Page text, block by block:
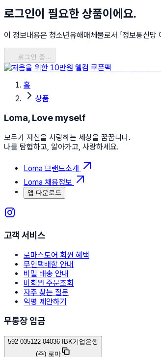
로그인이 필요한 상품이에요.
이 정보내용은 청소년유해매체물로서 「정보통신
로그인 중…
홈
상품
Loma, Love myself
모두가 자신을 사랑하는 세상을 꿈꿉니다.
나를 탐험하고, 알아가고, 사랑하세요.
Loma 브랜드소개
Loma 채용정보
앱 다운로드
고객 서비스
로마스토어 회원 혜택
무인택배함 안내
비밀 배송 안내
비회원 주문조회
자주 찾는 질문
익명 제안하기
무통장 입금
592-035122-04036 IBK기업은행
(주) 로마